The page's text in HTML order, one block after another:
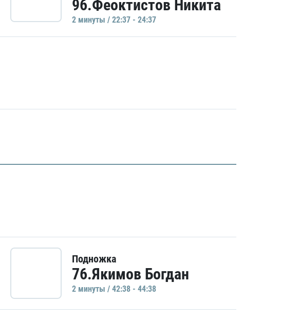
96.Феоктистов Никита
2 минуты / 22:37 - 24:37
Подножка
76.Якимов Богдан
2 минуты / 42:38 - 44:38